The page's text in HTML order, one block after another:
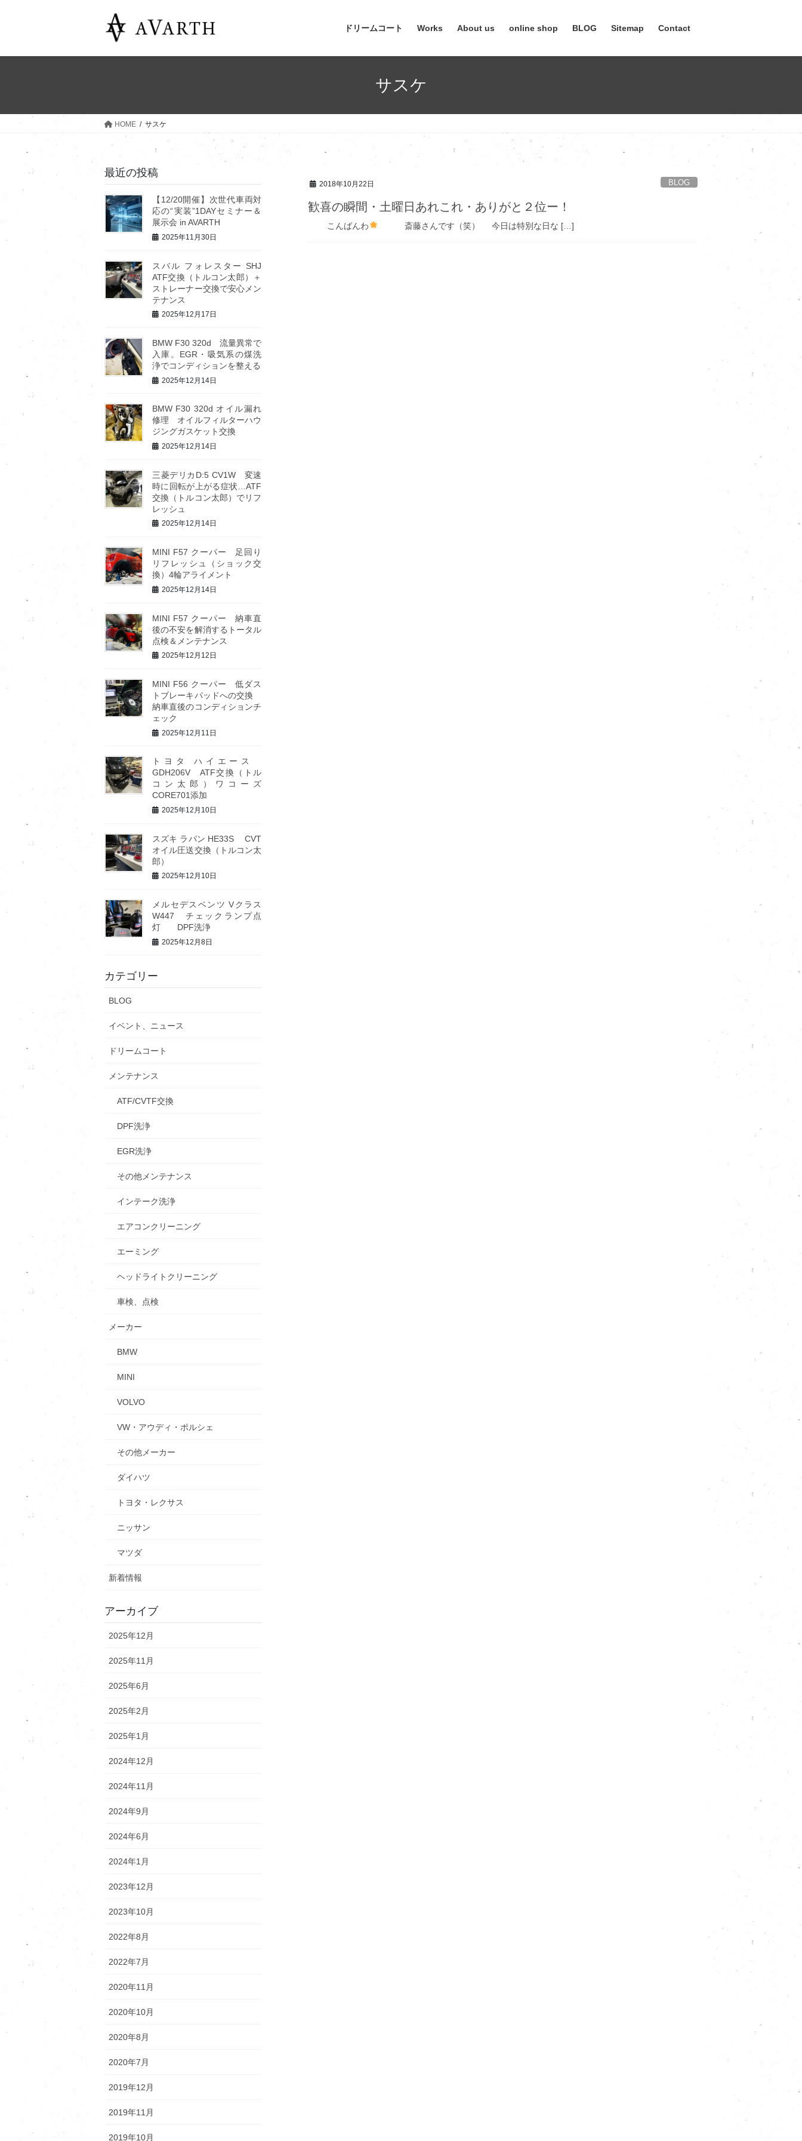
ドリームコート Works About us online shop BLOG Sitemap Contact
サスケ
HOME サスケ
2018年10月22日 BLOG
歓喜の瞬間・土曜日あれこれ・ありがと２位ー！
こんばんわ 斎藤さんです（笑） 今日は特別な日な […]
最近の投稿
【12/20開催】次世代車両対
応の“実装”1DAYセミナー＆
展示会 in AVARTH
2025年11月30日
スバル フォレスター SHJ
ATF交換（トルコン太郎）＋
ストレーナー交換で安心メン
テナンス
2025年12月17日
BMW F30 320d 流量異常で
入庫。EGR・吸気系の煤洗
浄でコンディションを整える
2025年12月14日
BMW F30 320d オイル漏れ
修理 オイルフィルターハウ
ジングガスケット交換
2025年12月14日
三菱デリカD:5 CV1W 変速
時に回転が上がる症状…ATF
交換（トルコン太郎）でリフ
レッシュ
2025年12月14日
MINI F57 クーパー 足回り
リフレッシュ（ショック交
換）4輪アライメント
2025年12月14日
MINI F57 クーパー 納車直
後の不安を解消するトータル
点検＆メンテナンス
2025年12月12日
MINI F56 クーパー 低ダス
トブレーキパッドへの交換
納車直後のコンディションチ
ェック
2025年12月11日
トヨタ ハイエース
GDH206V ATF交換（トル
コン太郎）ワコーズ
CORE701添加
2025年12月10日
スズキ ラパン HE33S CVT
オイル圧送交換（トルコン太
郎）
2025年12月10日
メルセデスベンツ Vクラス
W447 チェックランプ点
灯 DPF洗浄
2025年12月8日
カテゴリー
BLOG
イベント、ニュース
ドリームコート
メンテナンス
ATF/CVTF交換
DPF洗浄
EGR洗浄
その他メンテナンス
インテーク洗浄
エアコンクリーニング
エーミング
ヘッドライトクリーニング
車検、点検
メーカー
BMW
MINI
VOLVO
VW・アウディ・ポルシェ
その他メーカー
ダイハツ
トヨタ・レクサス
ニッサン
マツダ
新着情報
アーカイブ
2025年12月
2025年11月
2025年6月
2025年2月
2025年1月
2024年12月
2024年11月
2024年9月
2024年6月
2024年1月
2023年12月
2023年10月
2022年8月
2022年7月
2020年11月
2020年10月
2020年8月
2020年7月
2019年12月
2019年11月
2019年10月